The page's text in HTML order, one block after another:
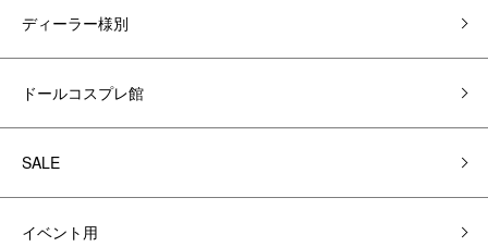
ディーラー様別
ドールコスプレ館
SALE
イベント用